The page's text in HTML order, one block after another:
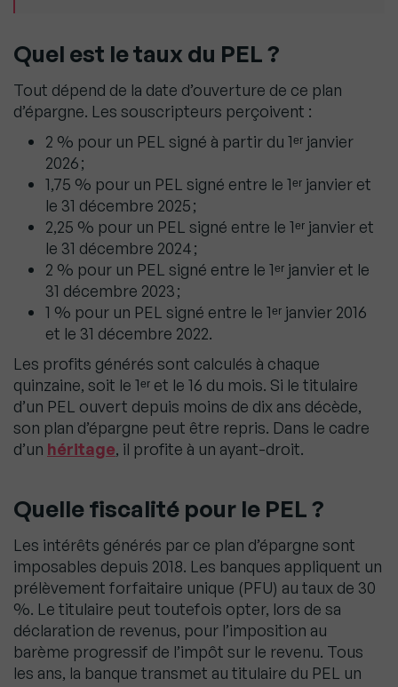
Quel est le taux du PEL ?
Tout dépend de la date d’ouverture de ce plan
d’épargne. Les souscripteurs perçoivent :
2 % pour un PEL signé à partir du 1ᵉʳ janvier
2026 ;
1,75 % pour un PEL signé entre le 1ᵉʳ janvier et
le 31 décembre 2025 ;
2,25 % pour un PEL signé entre le 1ᵉʳ janvier et
le 31 décembre 2024 ;
2 % pour un PEL signé entre le 1ᵉʳ janvier et le
31 décembre 2023 ;
1 % pour un PEL signé entre le 1ᵉʳ janvier 2016
et le 31 décembre 2022.
Les profits générés sont calculés à chaque
quinzaine, soit le 1ᵉʳ et le 16 du mois. Si le titulaire
d’un PEL ouvert depuis moins de dix ans décède,
son plan d’épargne peut être repris. Dans le cadre
d’un héritage, il profite à un ayant-droit.
Quelle fiscalité pour le PEL ?
Les intérêts générés par ce plan d’épargne sont
imposables depuis 2018. Les banques appliquent un
prélèvement forfaitaire unique (PFU) au taux de 30
%. Le titulaire peut toutefois opter, lors de sa
déclaration de revenus, pour l’imposition au
barème progressif de l’impôt sur le revenu. Tous
les ans, la banque transmet au titulaire du PEL un